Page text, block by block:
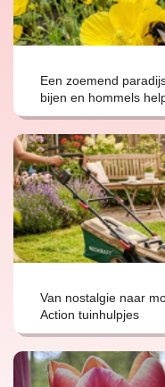
Een zoemend
bijen en hommels
Van nostalgie naar
Action tuinhulpjes